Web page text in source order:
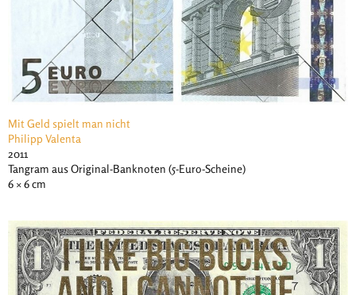
Mit Geld spielt man nicht
Philipp Valenta
2011
Tangram aus Original-Banknoten (5-Euro-Scheine)
6 × 6 cm